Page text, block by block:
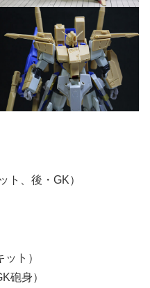
ト、後・GK）
ト）
砲身）